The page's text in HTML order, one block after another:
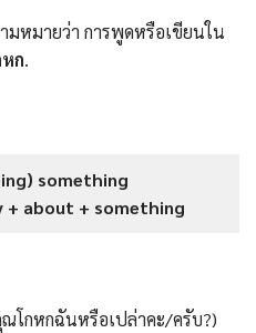
มหมายว่า การพูดหรือเขียนใน
ก.
something
+ about + something
โกหกฉันหรือเปล่าคะ/ครับ?)